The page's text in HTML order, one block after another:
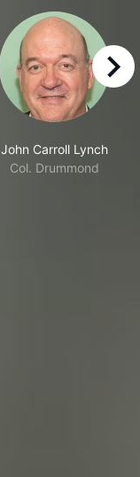
John Carroll Lynch
Col. Drummond
right